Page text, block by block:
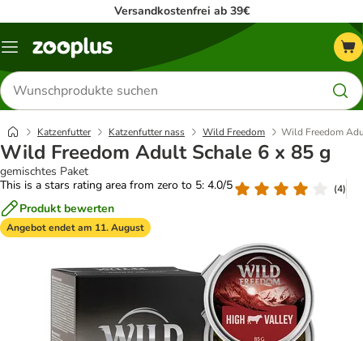
Versandkostenfrei ab 39€
Menü
Produkte
suchen
Katzenfutter Katzenfutter nass Wild Freedom Wild Freedom
Wild Freedom Adult Schale 6 x 85 g
gemischtes Paket
This is a stars rating area from zero to 5: 4.0/5
(4)
Produkt bewerten
Angebot endet am 11. August